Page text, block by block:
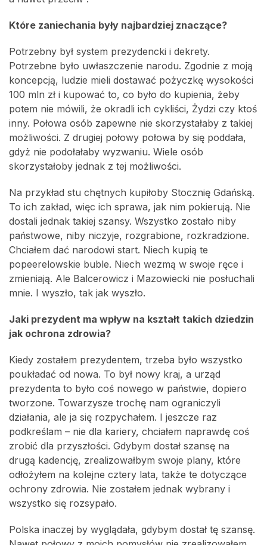
Które zaniechania były najbardziej znaczące?
Potrzebny był system prezydencki i dekrety.
Potrzebne było uwłaszczenie narodu. Zgodnie z moją
koncepcją, ludzie mieli dostawać pożyczkę wysokości
100 mln zł i kupować to, co było do kupienia, żeby
potem nie mówili, że okradli ich cykliści, Żydzi czy ktoś
inny. Połowa osób zapewne nie skorzystałaby z takiej
możliwości. Z drugiej połowy połowa by się poddała,
gdyż nie podołałaby wyzwaniu. Wiele osób
skorzystałoby jednak z tej możliwości.
Na przykład stu chętnych kupiłoby Stocznię Gdańską.
To ich zakład, więc ich sprawa, jak nim pokierują. Nie
dostali jednak takiej szansy. Wszystko zostało niby
państwowe, niby niczyje, rozgrabione, rozkradzione.
Chciałem dać narodowi start. Niech kupią te
popeerelowskie buble. Niech wezmą w swoje ręce i
zmieniają. Ale Balcerowicz i Mazowiecki nie posłuchali
mnie. I wyszło, tak jak wyszło.
Jaki prezydent ma wpływ na kształt takich dziedzin
jak ochrona zdrowia?
Kiedy zostałem prezydentem, trzeba było wszystko
poukładać od nowa. To był nowy kraj, a urząd
prezydenta to było coś nowego w państwie, dopiero
tworzone. Towarzysze trochę nam ograniczyli
działania, ale ja się rozpychałem. I jeszcze raz
podkreślam – nie dla kariery, chciałem naprawdę coś
zrobić dla przyszłości. Gdybym dostał szansę na
drugą kadencję, zrealizowałbym swoje plany, które
odłożyłem na kolejne cztery lata, także te dotyczące
ochrony zdrowia. Nie zostałem jednak wybrany i
wszystko się rozsypało.
Polska inaczej by wyglądała, gdybym dostał tę szansę.